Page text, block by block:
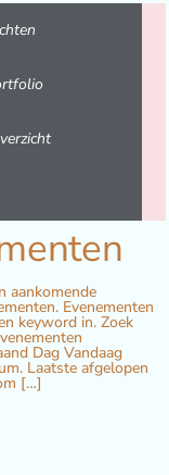
aankomende
Evenementen
keyword in. Zoek
Dag Vandaag
Laatste afgelopen
[…]